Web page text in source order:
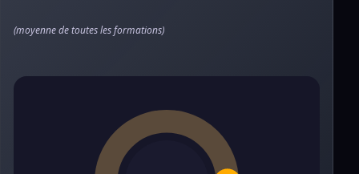
(moyenne de toutes les formations)